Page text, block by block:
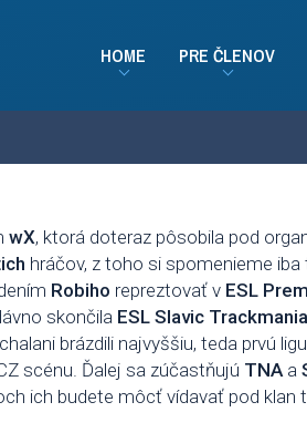
HOME PRE ČLENOV
wX, ktorá doteraz pôsobila pod
hráčov, z toho si spomenieme iba
Robiho repreztovať v ESL
skončila ESL Slavic
brázdili najvyššiu, teda prvú
scénu. Ďalej sa zúčastňujú TNAa
ich budete môcť vídavať pod klan